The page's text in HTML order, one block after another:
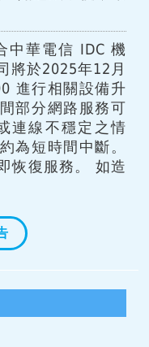
中華電信 IDC 機
將於2025年12月
進行相關設備升
部分網路服務可
連線不穩定之情
為短時間中斷。
恢復服務。 如造